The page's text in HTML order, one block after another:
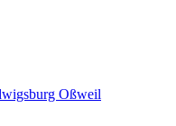
Oßweil